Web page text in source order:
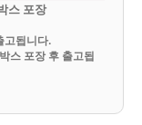
스 포장
고됩니다.
스 포장 후 출고됩